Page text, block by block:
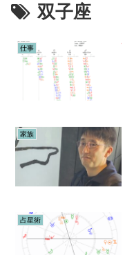
双子座
仕事
家族
占星術